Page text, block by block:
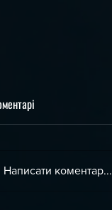
Написати коментар...